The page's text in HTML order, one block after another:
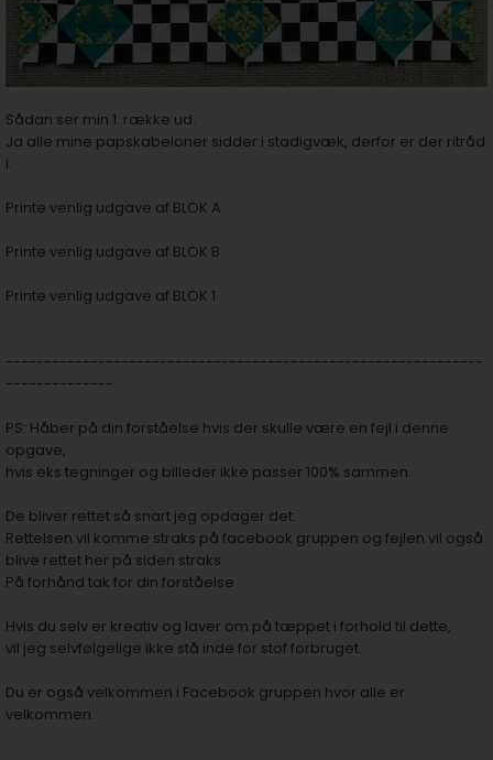
Sådan ser min 1. række ud.
Ja alle mine papskabeloner sidder i stadigvæk, derfor er der ritråd
i.
Printe venlig udgave af BLOK A
Printe venlig udgave af BLOK B
Printe venlig udgave af BLOK 1
--------------------------------------------------------------
--------------
PS: Håber på din forståelse hvis der skulle være en fejl i denne
opgave,
hvis eks tegninger og billeder ikke passer 100% sammen.
De bliver rettet så snart jeg opdager det.
Rettelsen vil komme straks på facebook gruppen og fejlen vil også
blive rettet her på siden straks.
På forhånd tak for din forståelse
Hvis du selv er kreativ og laver om på tæppet i forhold til dette,
vil jeg selvfølgelige ikke stå inde for stof forbruget.
Du er også velkommen i Facebook gruppen hvor alle er
velkommen.